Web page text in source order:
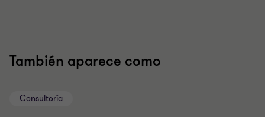
También aparece como
Consultoría